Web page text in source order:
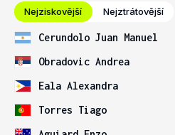
Nejziskovější Nejztrátovější
Cerundolo Juan Manuel
Obradovic Andrea
Eala Alexandra
Torres Tiago